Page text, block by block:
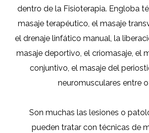
dentro de la Fisioterapia. Engloba
masaje terapéutico, el masaje
el drenaje linfático manual, la
masaje deportivo, el criomasaje, el
conjuntivo, el masaje del
neuromusculares entre
Son muchas las lesiones o
pueden tratar con técnicas de